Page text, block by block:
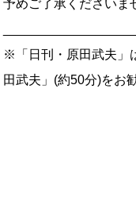
予めご了承くださいま
※「日刊・原田武夫」
田武夫」(約50分)をお